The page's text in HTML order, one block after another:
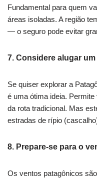
Fundamental para quem
áreas isoladas. A região
— o seguro pode evitar
7. Considere alugar
Se quiser explorar a
é uma ótima ideia.
da rota tradicional. Mas
estradas de rípio
8. Prepare-se para o
Os ventos patagônicos